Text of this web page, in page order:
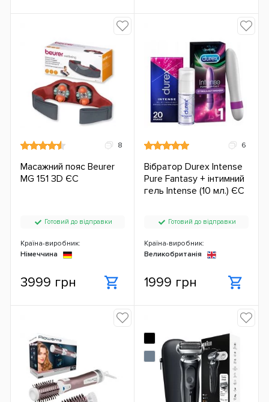
8
Масажний пояс Beurer
MG 151 3D ЄС
Готовий до відправки
Країна-виробник:
Німеччина
3999 грн
6
Вібратор Durex Intense
Pure Fantasy + інтимний
гель Intense (10 мл.) ЄС
Готовий до відправки
Країна-виробник:
Великобританія
1999 грн